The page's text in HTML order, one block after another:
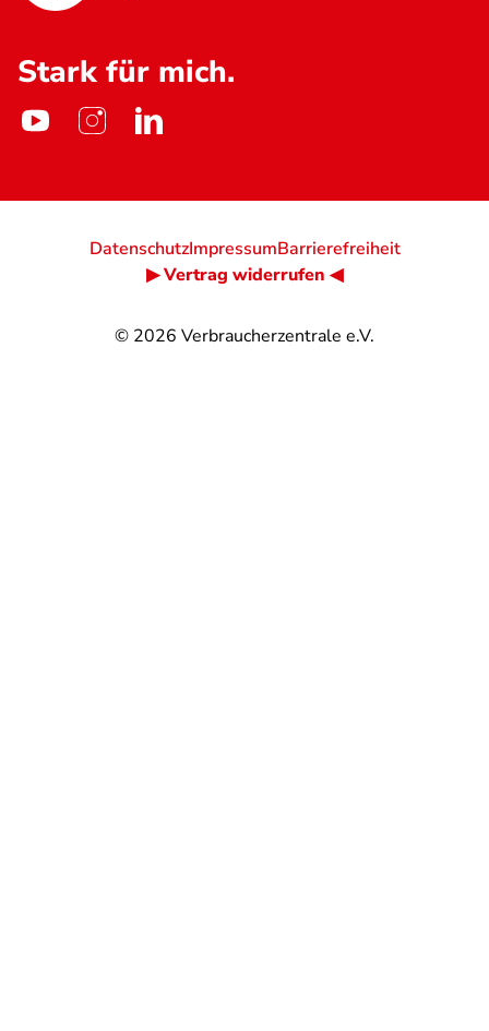
Stark für mich.
© 2026 Verbraucherzentrale e.V.
DatenschutzImpressumBarrierefreiheit
▶ Vertrag widerrufen ◀